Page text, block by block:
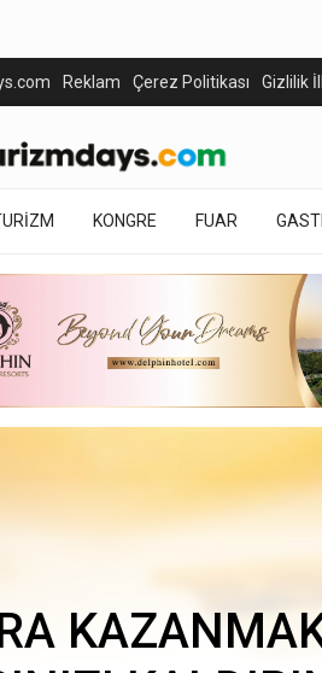
Reklam Çerez Politikası Gizlilik
KONGRE FUAR